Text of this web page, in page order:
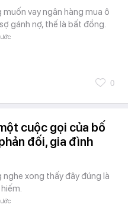
muốn vay ngân hàng mua ô
gánh nợ, thế là bất đồng.
0
cuộc gọi của bố
đối, gia đình
nghe xong thấy đây đúng là